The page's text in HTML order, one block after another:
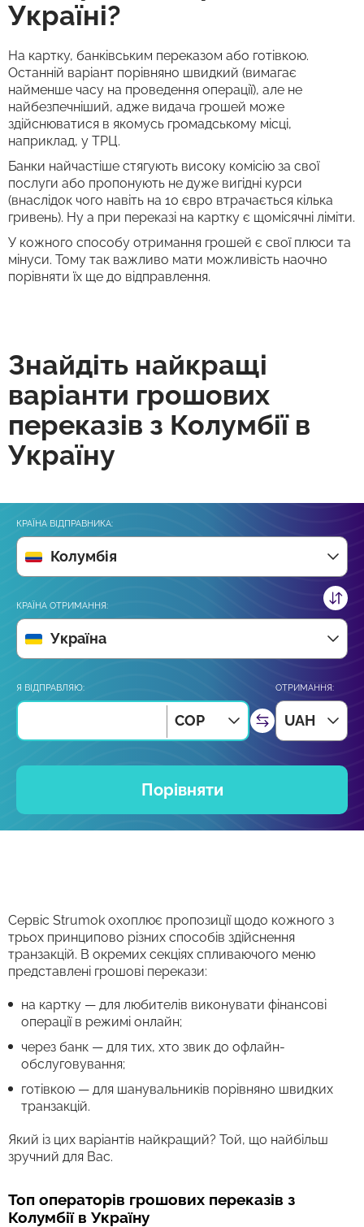
Україні?
На картку, банківським переказом або готівкою.
Останній варіант порівняно швидкий (вимагає
найменше часу на проведення операції), але не
найбезпечніший, адже видача грошей може
здійснюватися в якомусь громадському місці,
наприклад, у ТРЦ.
Банки найчастіше стягують високу комісію за свої
послуги або пропонують не дуже вигідні курси
(внаслідок чого навіть на 10 євро втрачається кілька
гривень). Ну а при переказі на картку є щомісячні ліміти.
У кожного способу отримання грошей є свої плюси та
мінуси. Тому так важливо мати можливість наочно
порівняти їх ще до відправлення.
Знайдіть найкращі
варіанти грошових
переказів з Колумбії в
Україну
КРАЇНА ВІДПРАВНИКА:
Колумбія
КРАЇНА ОТРИМАННЯ:
Україна
Я ВІДПРАВЛЯЮ:
COP
ОТРИМАННЯ:
UAH
Порівняти
Сервіс Strumok охоплює пропозиції щодо кожного з
трьох принципово різних способів здійснення
транзакцій. В окремих секціях спливаючого меню
представлені грошові перекази:
на картку — для любителів виконувати фінансові
операції в режимі онлайн;
через банк — для тих, хто звик до офлайн-
обслуговування;
готівкою — для шанувальників порівняно швидких
транзакцій.
Який із цих варіантів найкращий? Той, що найбільш
зручний для Вас.
Топ операторів грошових переказів з
Колумбії в Україну